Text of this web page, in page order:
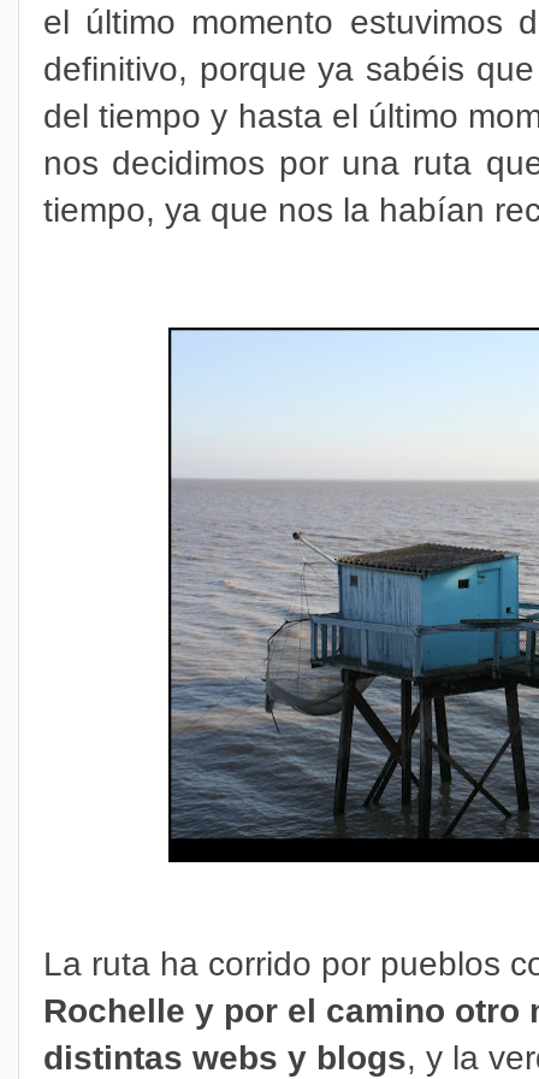
el último momento estuvimos
definitivo, porque ya sabéis
del tiempo y hasta el último
nos decidimos por una ruta
tiempo, ya que nos la habían
La ruta ha corrido por pueblos
Rochelle y por el camino otro
distintas webs y blogs, y la